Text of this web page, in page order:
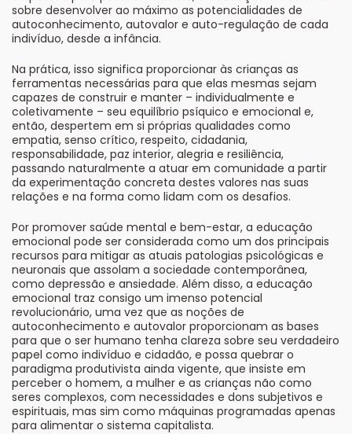
sobre desenvolver ao máximo as potencialidades de
autoconhecimento, autovalor e auto-regulação de cada
indivíduo, desde a infância.
Na prática, isso significa proporcionar às crianças as
ferramentas necessárias para que elas mesmas sejam
capazes de construir e manter – individualmente e
coletivamente – seu equilíbrio psíquico e emocional e,
então, despertem em si próprias qualidades como
empatia, senso crítico, respeito, cidadania,
responsabilidade, paz interior, alegria e resiliência,
passando naturalmente a atuar em comunidade a partir
da experimentação concreta destes valores nas suas
relações e na forma como lidam com os desafios.
Por promover saúde mental e bem-estar, a educação
emocional pode ser considerada como um dos principais
recursos para mitigar as atuais patologias psicológicas e
neuronais que assolam a sociedade contemporânea,
como depressão e ansiedade. Além disso, a educação
emocional traz consigo um imenso potencial
revolucionário, uma vez que as noções de
autoconhecimento e autovalor proporcionam as bases
para que o ser humano tenha clareza sobre seu verdadeiro
papel como indivíduo e cidadão, e possa quebrar o
paradigma produtivista ainda vigente, que insiste em
perceber o homem, a mulher e as crianças não como
seres complexos, com necessidades e dons subjetivos e
espirituais, mas sim como máquinas programadas apenas
para alimentar o sistema capitalista.